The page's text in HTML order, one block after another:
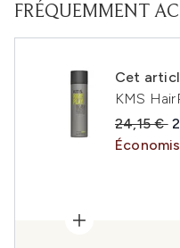
FRÉQUEMMENT
Cet
KMS
Prix de
24,15 €